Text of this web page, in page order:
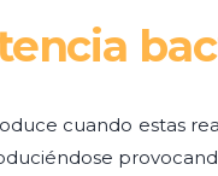
cuando estas